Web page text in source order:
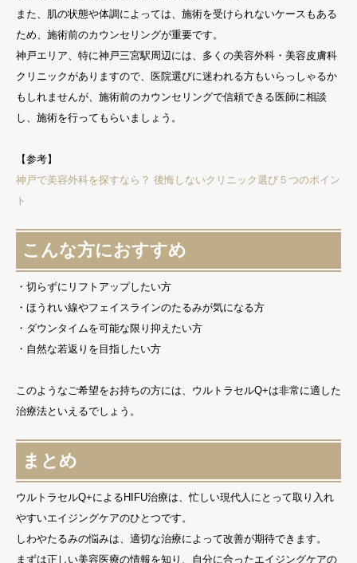
また、肌の状態や体調によっては、施術を受けられないケースもある
ため、施術前のカウンセリングが重要です。
神戸エリア、特に神戸三宮駅周辺には、多くの美容外科・美容皮膚科
クリニックがありますので、医院選びに迷われる方もいらっしゃるか
もしれませんが、施術前のカウンセリングで信頼できる医師に相談
し、施術を行ってもらいましょう。
【参考】
神戸で美容外科を探すなら？ 後悔しないクリニック選び５つのポイン
ト
こんな方におすすめ
・切らずにリフトアップしたい方
・ほうれい線やフェイスラインのたるみが気になる方
・ダウンタイムを可能な限り抑えたい方
・自然な若返りを目指したい方
このようなご希望をお持ちの方には、ウルトラセルQ+は非常に適した
治療法といえるでしょう。
まとめ
ウルトラセルQ+によるHIFU治療は、忙しい現代人にとって取り入れ
やすいエイジングケアのひとつです。
しわやたるみの悩みは、適切な治療によって改善が期待できます。
まずは正しい美容医療の情報を知り、自分に合ったエイジングケアの